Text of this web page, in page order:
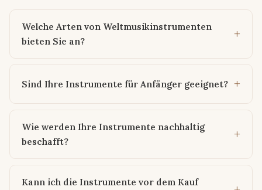
Welche Arten von Weltmusikinstrumenten
bieten Sie an?
Sind Ihre Instrumente für Anfänger geeignet?
Wie werden Ihre Instrumente nachhaltig
beschafft?
Kann ich die Instrumente vor dem Kauf